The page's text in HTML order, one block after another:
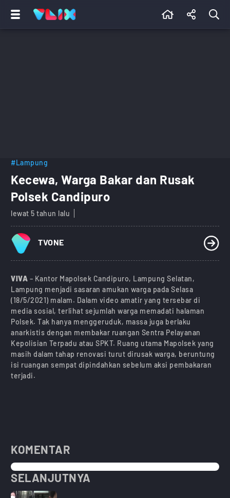
#Lampung
Kecewa, Warga Bakar dan Rusak
Polsek Candipuro
lewat 5 tahun lalu
TVONE
VIVA – Kantor Mapolsek Candipuro, Lampung Selatan,
Lampung menjadi sasaran amukan warga pada Selasa
(18/5/2021) malam. Dalam video amatir yang tersebar di
media sosial, terlihat sejumlah warga memadati halaman
Polsek. Tak hanya menggeruduk, massa juga berlaku
anarkistis dengan membakar ruangan Sentra Pelayanan
Kepolisian Terpadu atau SPKT. Ruang utama Mapolsek yang
masih dalam tahap renovasi turut dirusak warga, beruntung
isi ruangan sempat dipindahkan sebelum aksi pembakaran
terjadi.
KOMENTAR
SELANJUTNYA